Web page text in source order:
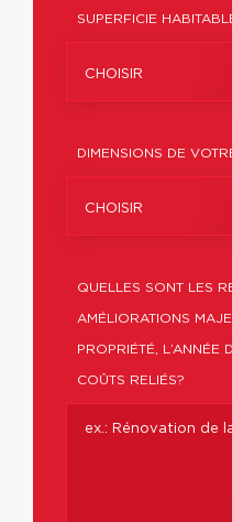
SUPERFICIE
CHOISIR
DIMENSIONS DE
CHOISIR
QUELLES SONT LES
AMÉLIORATIONS
PROPRIÉTÉ, L’ANNÉE
COÛTS RELIÉS?